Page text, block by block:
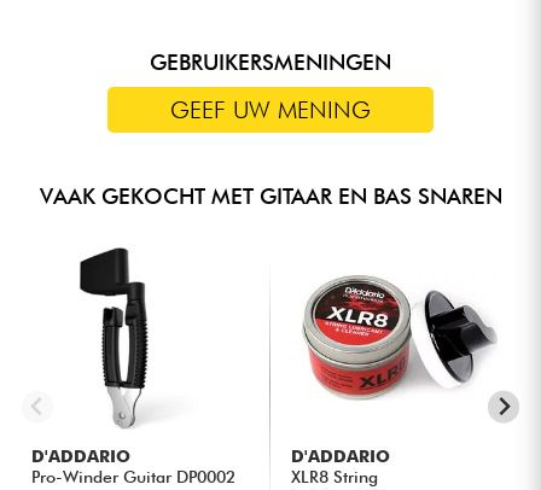
GEBRUIKERSMENINGEN
GEEF UW MENING
VAAK GEKOCHT MET GITAAR EN BAS SNAREN
D'ADDARIO
Pro-Winder Guitar DP0002
D'ADDARIO
XLR8 String